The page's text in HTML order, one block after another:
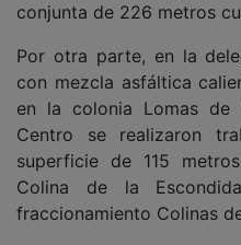
conjunta de 226 metros
Por otra parte, en la
con mezcla asfáltica
en la colonia Lomas de
Centro se realizaron
superficie de 115
Colina de la
fraccionamiento Colinas